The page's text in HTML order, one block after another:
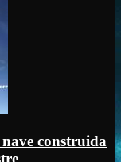
construida